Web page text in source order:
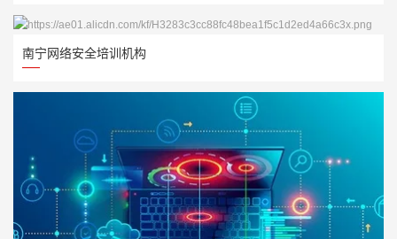
南宁网络安全培训机构